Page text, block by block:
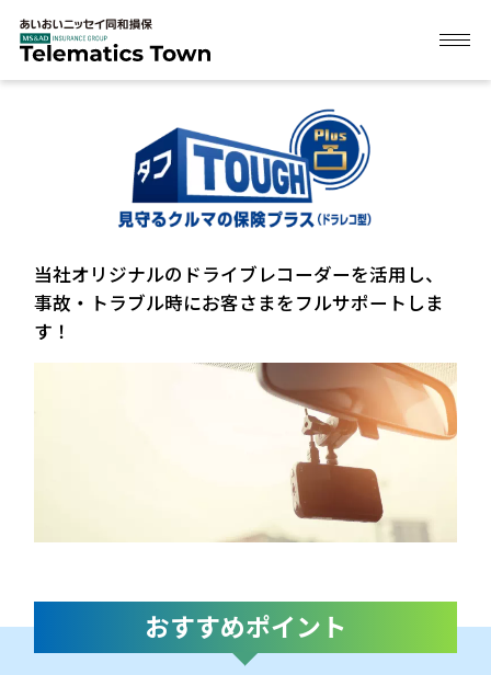
メ
ニ
機能・サービス
01 認識
安全運転スコア/レポート
02 向上
川島隆太教授のいきいき脳体操
(パーソナライズ脳体操、運転タイプ診断)
保険商品
タフ・見守るクルマの保険プラス（ドラレコ型）
タフ・見守るクルマの保険ＮｅｘＴ
タフ・見守るクルマの保険プラスＳ
テレマティクス自動車保険 公式Instagram
当社オリジナルのドライブレコーダーを活用し、
事故・トラブル時にお客さまをフルサポートしま
す！
おすすめポイント